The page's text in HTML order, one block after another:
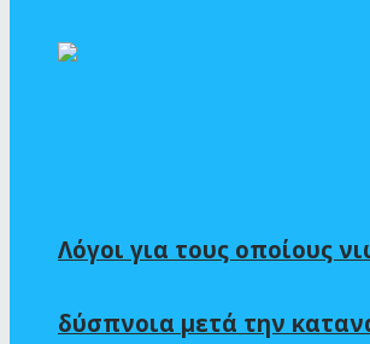
Λόγοι για τους οποίους
δύσπνοια μετά την